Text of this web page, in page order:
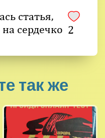
статья,
сердечко 2
так же